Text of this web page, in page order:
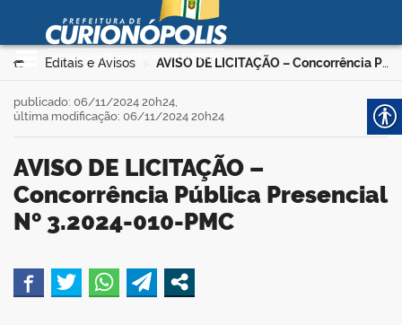
Ir para o conteúdo
Prefeitura Municipal de
Curionópolis
Você está aqui:
Editais e Avisos > AVISO DE LICITAÇÃO – Concorrência Pública Presencial Nº 3.2024-010-PMC
AVISO DE LICITAÇÃO –
Concorrência Pública Presencial
Nº 3.2024-010-PMC
publicado: 06/11/2024 20h24,
última modificação: 06/11/2024 20h24